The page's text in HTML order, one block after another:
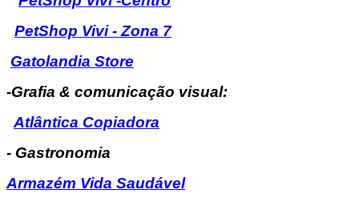
PetShop Vivi - Zona 7
Gatolandia Store
-Grafia & comunicação visual:
Atlântica Copiadora
- Gastronomia
Armazém Vida Saudável